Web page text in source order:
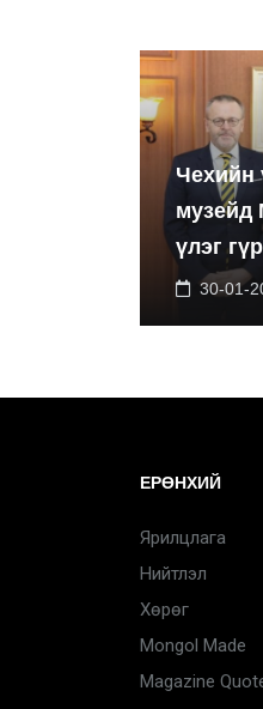
Чехийн
музейд
үлэг
30-01-
ЕРӨНХИЙ
Ярилцлага
Нийтлэл
Хөрөг
Mongol Made
Magazine